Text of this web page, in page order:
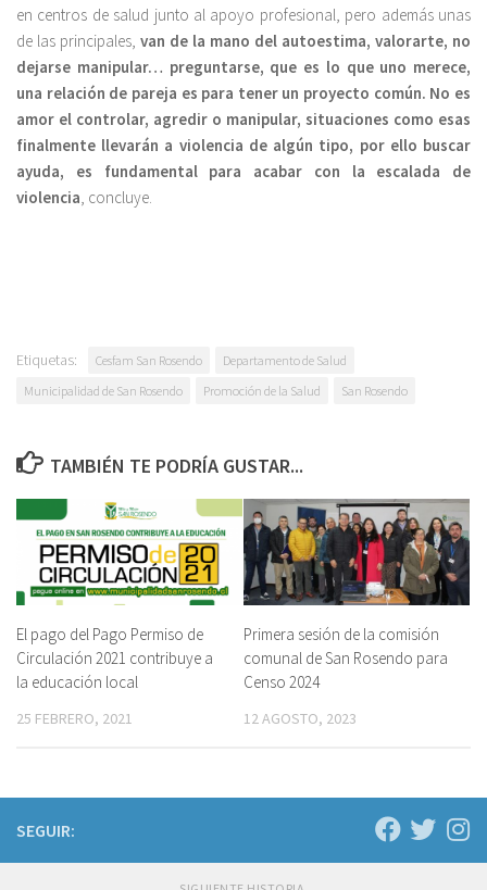
en centros de salud junto al apoyo profesional, pero además unas
de las principales, van de la mano del autoestima, valorarte, no
dejarse manipular… preguntarse, que es lo que uno merece,
una relación de pareja es para tener un proyecto común. No es
amor el controlar, agredir o manipular, situaciones como esas
finalmente llevarán a violencia de algún tipo, por ello buscar
ayuda, es fundamental para acabar con la escalada de
violencia , concluye.
Etiquetas: Cesfam San Rosendo
Departamento de Salud
Municipalidad de San Rosendo
Promoción de la Salud San Rosendo
TAMBIÉN TE PODRÍA GUSTAR...
El pago del Pago Permiso de
Circulación 2021 contribuye a
la educación local
25 FEBRERO, 2021
Primera sesión de la comisión
comunal de San Rosendo para
Censo 2024
12 AGOSTO, 2023
SEGUIR: